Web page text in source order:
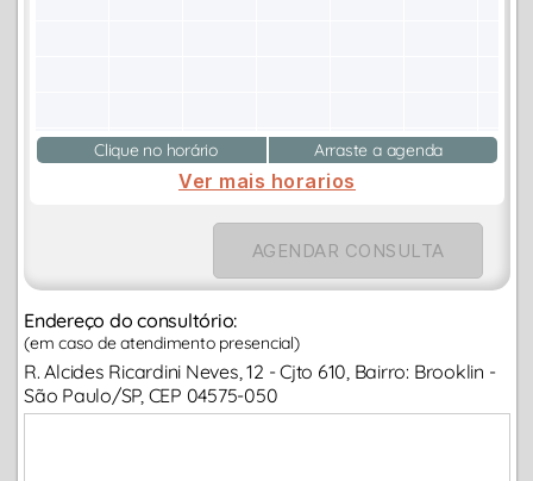
Clique no horário Arraste a agenda
Ver mais horarios
AGENDAR CONSULTA
Endereço do consultório:
(em caso de atendimento presencial)
R. Alcides Ricardini Neves, 12 - Cjto 610, Bairro: Brooklin -
São Paulo/SP, CEP 04575-050